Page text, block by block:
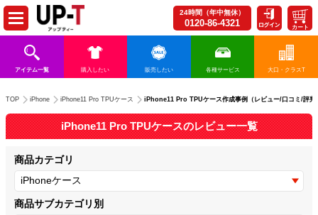
24時間（年中無休）
0120-86-4321 カート
アイテム一覧 購入したい 販売したい 各種サービス 大口・クラスT
TOP iPhone iPhone11 Pro TPUケース iPhone11 Pro TPUケース作成事例（レビュー/口コミ/評判
iPhone11 Pro TPUケースのレビュー一覧
商品カテゴリ
商品サブカテゴリ別